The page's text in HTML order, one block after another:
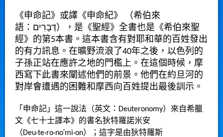
《申命記》或譯《申命紀》 （希伯來
語 ： דְּבָרִים），是《聖經》全書也是《希伯來聖
經》的第5本書。這本書含有對耶和華的百姓發出
的有力訊息。在曠野流浪了40年之後， 以色列 的
子孫正站在應許之地的門檻上。在這個時候， 摩
西寫下此書來闡述他們的前景。他們在約旦河 的
對岸會遭遇的困難和摩西向百姓提出最後訓示。
「申命記」這一說法（英文：Deuteronomy）來自希臘
文 《七十士譯本》的書名狄特羅諾米安
（Deu·te·ro·no′mi·on）；這字是由狄特羅斯